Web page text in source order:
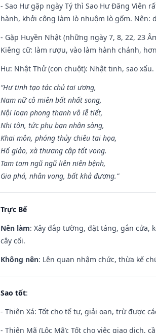
- Sao Hư gặp ngày Tý thì Sao Hư Đăng Viên
hành, khởi công làm lò nhuộm lò gốm.
- Gặp Huyền Nhật (những ngày 7, 8, 22, 23
Kiêng cữ: làm rượu, vào làm hành chánh,
Hư: Nhật Thử (con chuột): Nhật tinh, sao
“Hư tinh tạo tác chủ tai ương,
Nam nữ cô miên bất nhất song,
Nội loạn phong thanh vô lễ tiết,
Nhi tôn, tức phụ bạn nhân sàng,
Khai môn, phóng thủy chiêu tai họa,
Hổ giảo, xà thương cập tốt vong.
Tam tam ngũ ngũ liên niên bệnh,
Gia phá, nhân vong, bất khả đương.”
Trực Bế
Nên làm: Xây đắp tường, đặt táng, gắn cửa,
cây cối.
Không nên: Lên quan nhậm chức, thừa kế
Sao tốt:
- Thiên Xá: Tốt cho tế tự, giải oan, trừ được
- Thiên Mã (Lộc Mã): Tốt cho việc giao dịch,